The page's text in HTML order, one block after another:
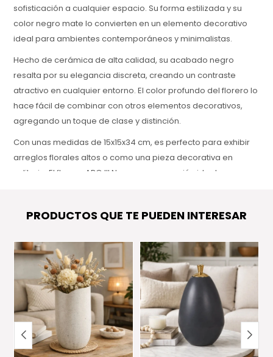
sofisticación a cualquier espacio. Su forma estilizada y su
color negro mate lo convierten en un elemento decorativo
ideal para ambientes contemporáneos y minimalistas.
Hecho de cerámica de alta calidad, su acabado negro
resalta por su elegancia discreta, creando un contraste
atractivo en cualquier entorno. El color profundo del florero lo
hace fácil de combinar con otros elementos decorativos,
agregando un toque de clase y distinción.
Con unas medidas de 15x15x34 cm, es perfecto para exhibir
arreglos florales altos o como una pieza decorativa en
solitario. El florero ARO III Negro es una opción ideal para
PRODUCTOS QUE TE PUEDEN INTERESAR